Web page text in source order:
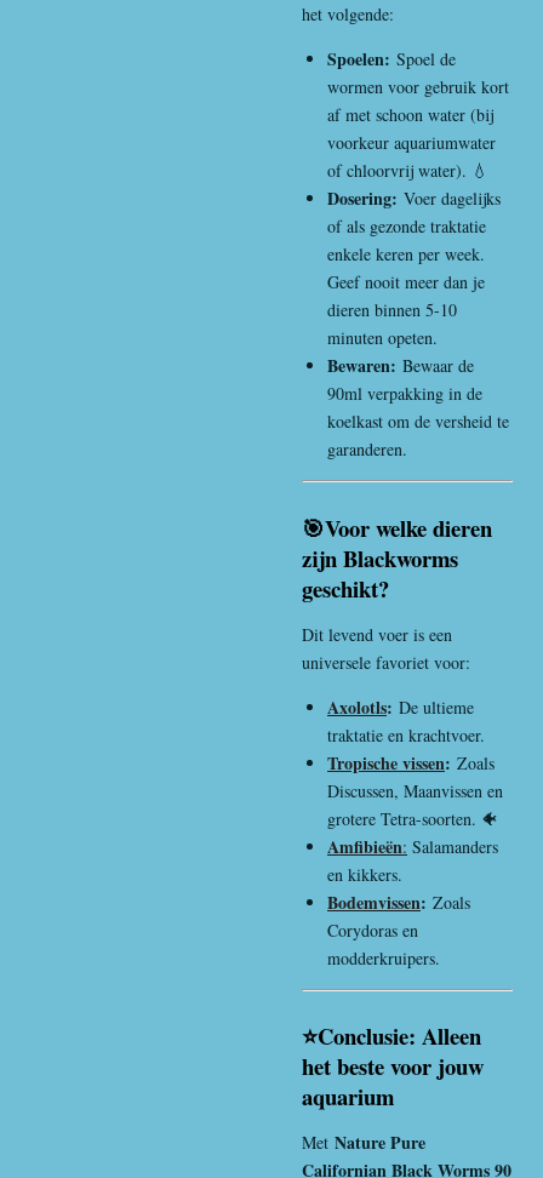
het volgende:
Spoelen: Spoel de
wormen voor gebruik kort
af met schoon water (bij
voorkeur aquariumwater
of chloorvrij water). 💧
Dosering: Voer dagelijks
of als gezonde traktatie
enkele keren per week.
Geef nooit meer dan je
dieren binnen 5-10
minuten opeten.
Bewaren: Bewaar de
90ml verpakking in de
koelkast om de versheid te
garanderen.
🎯Voor welke dieren
zijn Blackworms
geschikt?
Dit levend voer is een
universele favoriet voor:
Axolotls: De ultieme
traktatie en krachtvoer.
Tropische vissen: Zoals
Discussen, Maanvissen en
grotere Tetra-soorten. 🐠
Amfibieën: Salamanders
en kikkers.
Bodemvissen: Zoals
Corydoras en
modderkruipers.
⭐Conclusie: Alleen
het beste voor jouw
aquarium
Met Nature Pure
Californian Black Worms 90